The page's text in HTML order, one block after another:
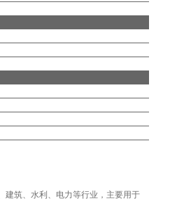
建筑、水利、电力等行业，主要用于